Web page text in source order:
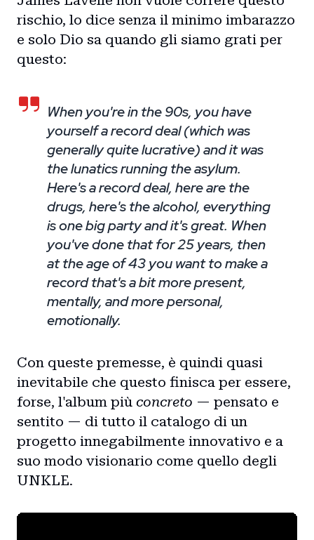
rischio, lo dice senza il minimo imbarazzo
e solo Dio sa quando gli siamo grati per
questo:
When you're in the 90s, you have
yourself a record deal (which was
generally quite lucrative) and it was
the lunatics running the asylum.
Here's a record deal, here are the
drugs, here's the alcohol, everything
is one big party and it's great. When
you've done that for 25 years, then
at the age of 43 you want to make a
record that's a bit more present,
mentally, and more personal,
emotionally.
Con queste premesse, è quindi quasi
inevitabile che questo finisca per essere,
forse, l'album più concreto — pensato e
sentito — di tutto il catalogo di un
progetto innegabilmente innovativo e a
suo modo visionario come quello degli
UNKLE.